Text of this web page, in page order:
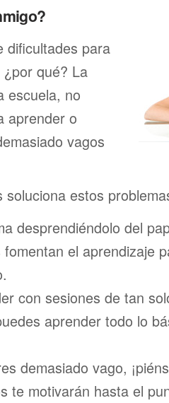
dificultades para
qué? La
escuela, no
aprender o
vagos
soluciona estos
desprendiéndolo del
el aprendizaje
con sesiones de tan
aprender todo lo
demasiado vago,
te motivarán hasta el